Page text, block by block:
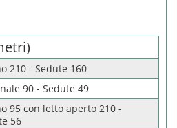
210 - Sedute 160
90 - Sedute 49
95 con letto aperto 210 -
56